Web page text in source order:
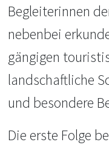
Begleiterinnen
nebenbei
gängigen
landschaftliche
und besondere
Die erste Folge